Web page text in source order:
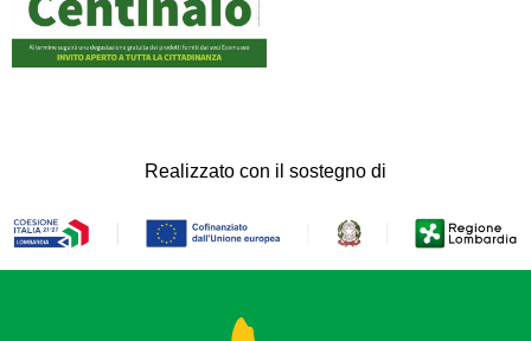
Realizzato con il sostegno di